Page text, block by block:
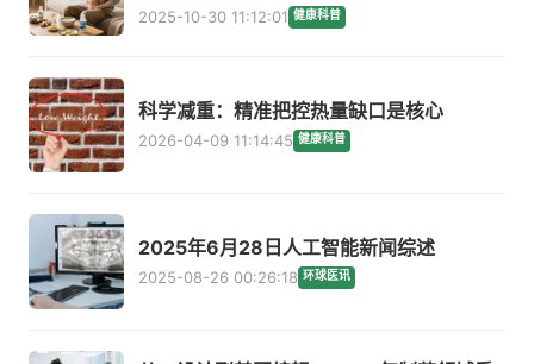
2025-10-30 11:12:01 健康科普
科学减重：精准把控热量缺口是核心
2026-04-09 11:14:45 健康科普
2025年6月28日人工智能新闻综述
2025-08-26 00:26:18 环球医讯